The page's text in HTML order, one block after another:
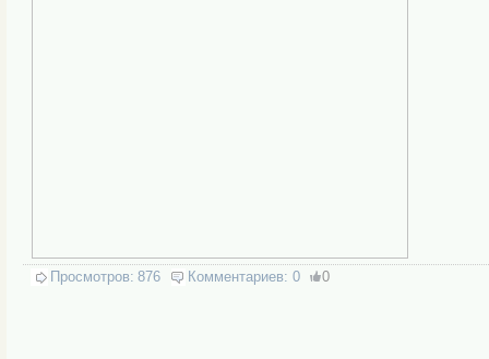
Просмотров: 876 Комментариев: 0 0